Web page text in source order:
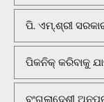
ପି. ଏମ୍.ଶ୍ରୀ
ପିକନିକ୍‌ କରିବାକୁ
ବଂଗଲାଦେଶୀ